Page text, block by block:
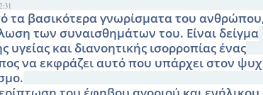
τα βασικότερα γνωρίσματα του ανθρώπου,
των συναισθημάτων του. Είναι δείγμα
υγείας και διανοητικής ισορροπίας ένας
να εκφράζει αυτό που υπάρχει στον